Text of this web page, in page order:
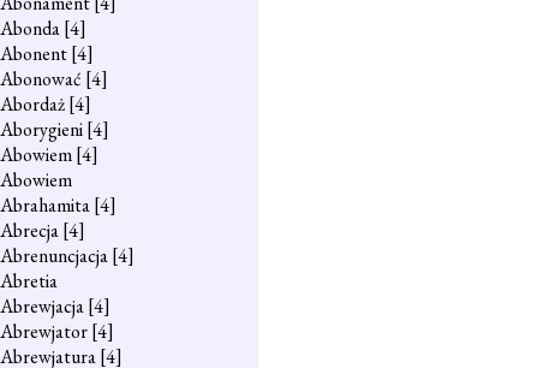
Abonda[4]
Abonent[4]
Abonować [4]
Abordaż[4]
Aborygieni[4]
Abowiem[4]
Abowiem
Abrahamita[4]
Abrecja[4]
Abrenuncjacja[4]
Abretia
Abrewjacja[4]
Abrewjator[4]
Abrewjatura[4]